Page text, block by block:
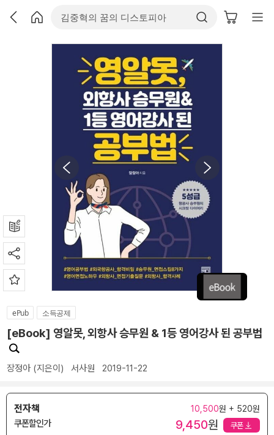
ePub 소득공제
[eBook] 영알못, 외항사 승무원 & 1등 영어강사 된 공부법
장정아 (지은이) 서사원 2019-11-22
전자책 10,500원 + 520원
쿠폰할인가 9,450원 쿠폰